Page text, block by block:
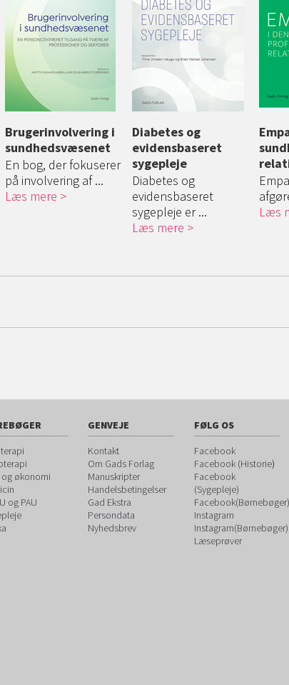
Brugerinvolvering i
sundhedsvæsenet
En bog, der fokuserer
på involvering af ...
Læs mere
Diabetes og
evidensbaseret
sygepleje
Diabetes og
evidensbaseret
sygepleje er ...
Læs mere
Læs
for
i su...
Nutidige
kropsopfattelser og
deres betydning for
sygeplejepraksis
Bogen præsenterer et
bredt perspektiv på...
Ernæring i
praksis
Ernæring i klinisk
praksis er en
Læs mere
og økonomi
og PAU
GENVEJE
Kontakt
Om Gads Forlag
Manuskripter
Handelsbetingelser
Gad Ekstra
Persondata
Nyhedsbrev
FØLG OS
Facebook
Facebook (Historie)
Facebook
(Sygepleje)
Facebook(Børnebøger)
Instagram
Instagram(Børnebøger)
Læseprøver